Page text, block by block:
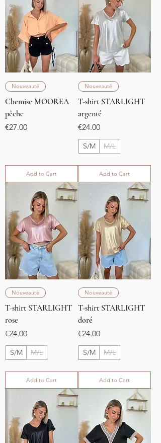
Nouveauté
Chemise MOOREA
pêche
Price
€27.00
Add to Cart
Nouveauté
T-shirt STARLIGHT
argenté
Price
€24.00
S/M M/L
Add to Cart
Nouveauté
T-shirt STARLIGHT
rose
Price
€24.00
S/M M/L
Add to Cart
Nouveauté
T-shirt STARLIGHT
doré
Price
€24.00
S/M M/L
Add to Cart